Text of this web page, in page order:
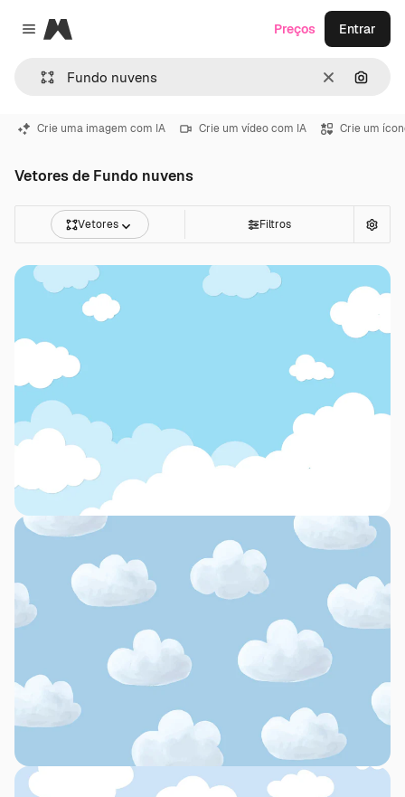
Close menu
Magnific
Limpar
Preços Entrar
Crie uma imagem com IA Crie um vídeo com IA Crie um
Vetores de Fundo nuvens
Vetores Filtros